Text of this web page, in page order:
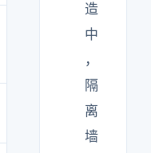
造
中
，
隔
离
墙